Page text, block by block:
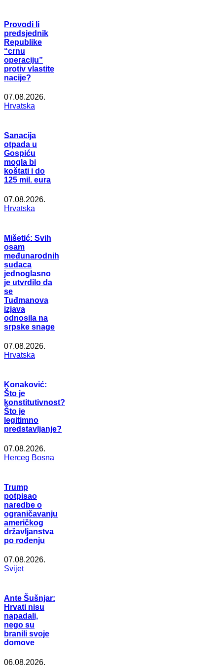
Provodi li
predsjednik
Republike
“crnu
operaciju”
protiv vlastite
nacije?
07.08.2026.
Hrvatska
Sanacija
otpada u
Gospiću
mogla bi
koštati i do
125 mil. eura
07.08.2026.
Hrvatska
Mišetić: Svih
osam
međunarodnih
sudaca
jednoglasno
je utvrdilo da
se
Tuđmanova
izjava
odnosila na
srpske snage
07.08.2026.
Hrvatska
Konaković:
Što je
konstitutivnost?
Što je
legitimno
predstavljanje?
07.08.2026.
Herceg Bosna
Trump
potpisao
naredbe o
ograničavanju
američkog
državljanstva
po rođenju
07.08.2026.
Svijet
Ante Šušnjar:
Hrvati nisu
napadali,
nego su
branili svoje
domove
06.08.2026.